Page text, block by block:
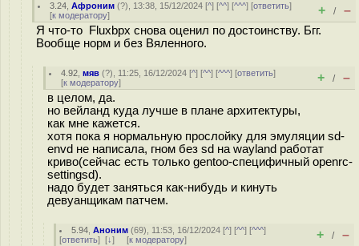
3.24 ,Афроним (?), 13:38, 15/12/2024 [^] [^^] [^^^] [ответить]
[к модератору] + / –
Я что-то Fluxbpx снова оценил по достоинству. Бгг.
Вообще норм и без Вяленного.
4.92 ,мяв (?), 11:25, 16/12/2024 [^] [^^] [^^^] [ответить]
[к модератору] + / –
в целом, да.
но вейланд куда лучше в плане архитектуры,
как мне кажется.
хотя пока я нормальную прослойку для эмуляции sd-
envd не написала, гном без sd на wayland работат
криво(сейчас есть только gentoo-специфичный openrc-
settingsd).
надо будет заняться как-нибудь и кинуть
девуанщикам патчем.
5.94 ,Аноним (69), 11:53, 16/12/2024 [^] [^^] [^^^]
[ответить] [↓] [к модератору] + / –